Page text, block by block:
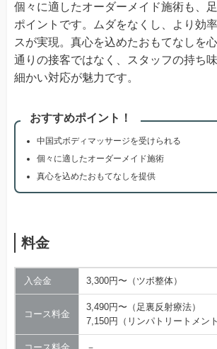
個々に適したオーダーメイド施術も、
ポイントです。ムダをなくし、より効
スが実現。真心を込めたおもてなしを
通りの接客ではなく、スタッフの持ち
細かい対応が魅力です。
おすすめポイント！
中国式ボディマッサージを受けられる
個々に適したオーダーメイド施術
真心を込めたおもてなしを提供
料金
入会金 3,300円〜（ツボ整体）
コース料金
3,490円〜（足裏反射療法）
7,150円（リンパトリートメント